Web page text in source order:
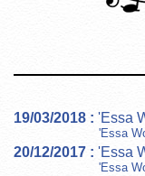
19/03/2018 : 'Essa
'Essa
20/12/2017 : 'Essa
'Essa